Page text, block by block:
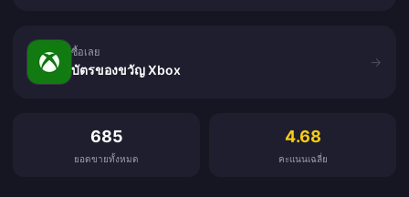
ซื้อเลย
บัตรของขวัญ Xbox
→
685
ยอดขายทั้งหมด
4.68
คะแนนเฉลี่ย